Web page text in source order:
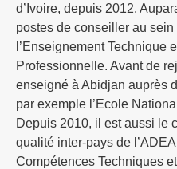
d’Ivoire, depuis 2012.
postes de conseiller au
l’Enseignement Technique
Professionnelle. Avant de
enseigné à Abidjan auprès
par exemple l’Ecole
Depuis 2010, il est aussi le
qualité inter-pays de
Compétences Techniques